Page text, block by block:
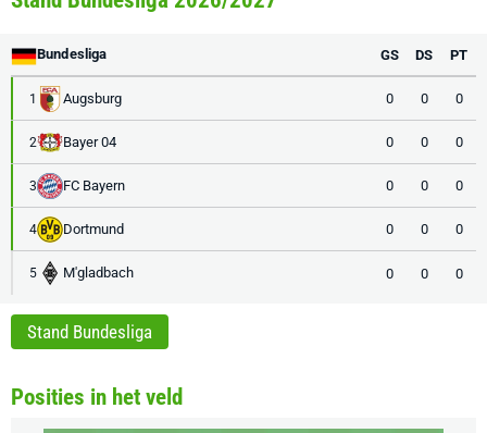
Bundesliga GS DS PT
1 Augsburg 0 0 0
2 Bayer 04 0 0 0
3 FC Bayern 0 0 0
4 Dortmund 0 0 0
5 M'gladbach 0 0 0
Stand Bundesliga
Posities in het veld